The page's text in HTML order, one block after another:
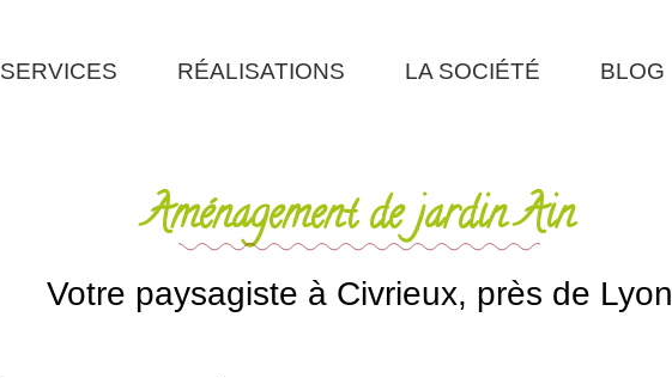
SERVICES RÉALISATIONS LA SOCIÉTÉ BLOG
Aménagement de jardin Ain
Votre paysagiste à Civrieux, près de Lyon